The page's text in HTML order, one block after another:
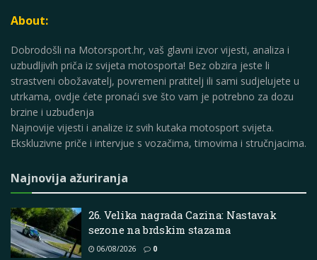
About:
Dobrodošli na Motorsport.hr, vaš glavni izvor vijesti, analiza i
uzbudljivih priča iz svijeta motosporta! Bez obzira jeste li
strastveni obožavatelj, povremeni pratitelj ili sami sudjelujete u
utrkama, ovdje ćete pronaći sve što vam je potrebno za dozu
brzine i uzbuđenja
Najnovije vijesti i analize iz svih kutaka motosport svijeta.
Ekskluzivne priče i intervjue s vozačima, timovima i stručnjacima.
Najnovija ažuriranja
26. Velika nagrada Cazina: Nastavak
sezone na brdskim stazama
06/08/2026 0